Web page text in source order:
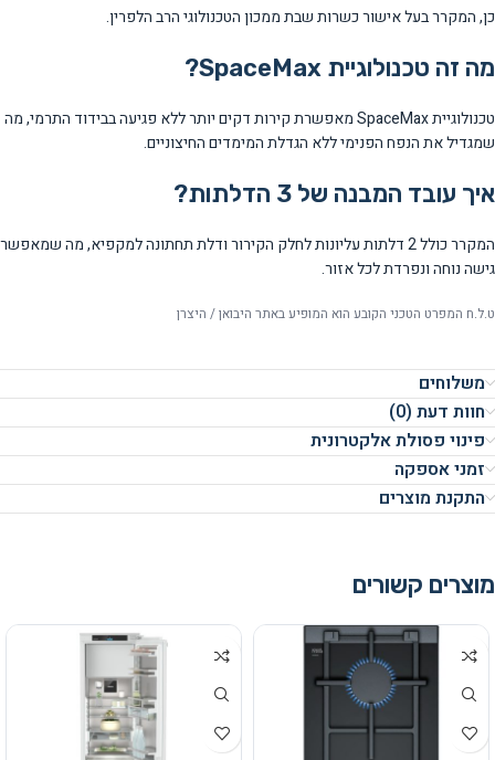
כן, המקרר בעל אישור כשרות שבת ממכון הטכנולוגי הרב הלפרין.
מה זה טכנולוגיית SpaceMax?
טכנולוגיית SpaceMax מאפשרת קירות דקים יותר ללא פגיעה בבידוד התרמי, מה
שמגדיל את הנפח הפנימי ללא הגדלת המימדים החיצוניים.
איך עובד המבנה של 3 הדלתות?
המקרר כולל 2 דלתות עליונות לחלק הקירור ודלת תחתונה למקפיא, מה שמאפשר
גישה נוחה ונפרדת לכל אזור.
ט.ל.ח המפרט הטכני הקובע הוא המופיע באתר היבואן / היצרן
משלוחים
חוות דעת (0)
פינוי פסולת אלקטרונית
זמני אספקה
התקנת מוצרים
מוצרים קשורים